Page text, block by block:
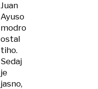
Juan
Ayuso
modro
ostal
tiho.
Sedaj
je
jasno,